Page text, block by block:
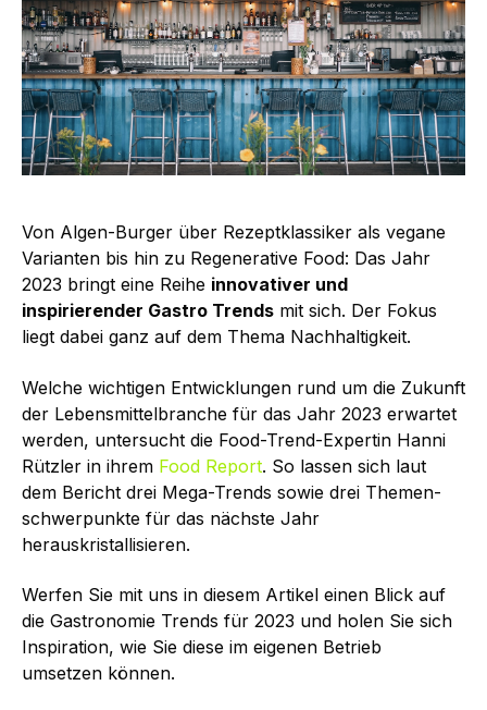
Von Algen-Burger über Rezeptklassiker als vegane
Varianten bis hin zu Regenerative Food: Das Jahr
2023 bringt eine Reihe innovativer und
inspirierender Gastro Trends mit sich. Der Fokus
liegt dabei ganz auf dem Thema Nachhaltigkeit.
Welche wichtigen Entwicklungen rund um die Zukunft
der Lebensmittelbranche für das Jahr 2023 erwartet
werden, untersucht die Food-Trend-Expertin Hanni
Rützler in ihrem Food Report. So lassen sich laut
dem Bericht drei Mega-Trends sowie drei Themen­
schwerpunkte für das nächste Jahr
herauskristallisieren.
Werfen Sie mit uns in diesem Artikel einen Blick auf
die Gastronomie Trends für 2023 und holen Sie sich
Inspiration, wie Sie diese im eigenen Betrieb
umsetzen können.